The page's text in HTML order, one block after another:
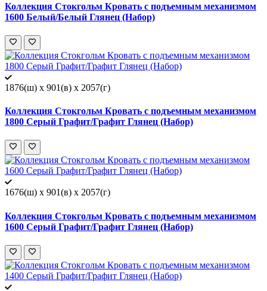
Коллекция Стокгольм Кровать с подъемным механизмом
1600 Белый/Белый Глянец (Набор)
1876(ш) x 901(в) x 2057(г)
Коллекция Стокгольм Кровать с подъемным механизмом
1800 Серый Графит/Графит Глянец (Набор)
1676(ш) x 901(в) x 2057(г)
Коллекция Стокгольм Кровать с подъемным механизмом
1600 Серый Графит/Графит Глянец (Набор)